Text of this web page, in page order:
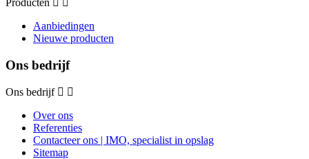
Producten
Aanbiedingen
Nieuwe producten
Ons bedrijf
Ons bedrijf
Over ons
Referenties
Contacteer ons | IMO, specialist in opslag
Sitemap